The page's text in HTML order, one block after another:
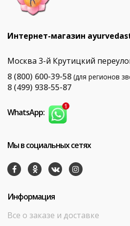
Интернет-магазин
Москва 3-й Крутицкий
8 (800) 600-39-58 (для регионов
8 (499) 938-55-87
WhatsApp:
Мы в социальных сетях
Информация
Все о заказе и доставке